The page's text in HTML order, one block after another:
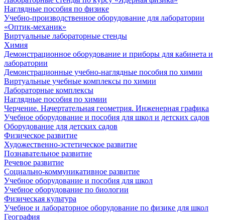
Наглядные пособия по физике
Учебно-производственное оборудование для лаборатории
«Оптик-механик»
Виртуальные лабораторные стенды
Химия
Демонстрационное оборудование и приборы для кабинета и
лаборатории
Демонстрационные учебно-наглядные пособия по химии
Виртуальные учебные комплексы по химии
Лабораторные комплексы
Наглядные пособия по химии
Черчение. Начертательная геометрия. Инженерная графика
Учебное оборудование и пособия для школ и детских садов
Оборудование для детских садов
Физическое развитие
Художественно-эстетическое развитие
Познавательное развитие
Речевое развитие
Социально-коммуникативное развитие
Учебное оборудование и пособия для школ
Учебное оборудование по биологии
Физическая культура
Учебное и лабораторное оборудование по физике для школ
География